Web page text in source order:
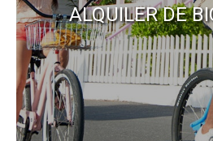
ALQUILER DE